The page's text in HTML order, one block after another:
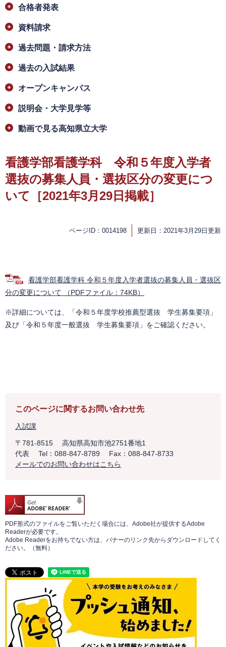
合格者発表
資料請求
過去問題・請求方法
過去の入試結果
オープンキャンパス
説明会・大学見学等
動画で見る高知県立大学
看護学部看護学科 令和５年度入学者
選抜の募集人員・選抜区分の変更につ
いて［2021年3月29日掲載］
ページID：0014198 更新日：2021年3月29日更新
看護学部看護学科 令和５年度入学者選抜の募集人員・選抜区
分の変更について （PDFファイル：74KB）
※詳細については、「令和５年度学校推薦型選抜 学生募集要項」
及び「令和５年度一般選抜 学生募集要項」をご確認ください。
このページに関するお問い合わせ先
入試課
〒781-8515
高知県高知市池2751番地1
代表
Tel：088-847-8789
Fax：088-847-8733
メールでのお問い合わせはこちら
PDF形式のファイルをご覧いただく場合には、Adobe社が提供するAdobe
Readerが必要です。
Adobe Readerをお持ちでない方は、バナーのリンク先からダウンロードしてく
ださい。（無料）